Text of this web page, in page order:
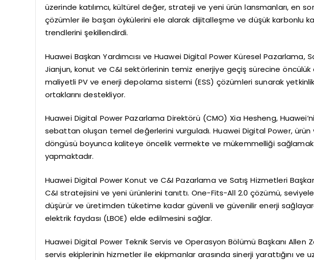
üzerinde katılımcı, kültürel değer, strateji ve yeni ürün lansmanları, en
çözümler ile başarı öykülerini ele alarak dijitalleşme ve düşük karbonlu
trendlerini şekillendirdi.
Huawei Başkan Yardımcısı ve Huawei Digital Power Küresel Pazarlama,
Jianjun, konut ve C&I sektörlerinin temiz enerjiye geçiş sürecine
maliyetli PV ve enerji depolama sistemi (ESS) çözümleri sunarak
ortaklarını destekliyor.
Huawei Digital Power Pazarlama Direktörü (CMO) Xia Hesheng,
sebattan oluşan temel değerlerini vurguladı. Huawei Digital Power,
döngüsü boyunca kaliteye öncelik vermekte ve mükemmelliği
yapmaktadır.
Huawei Digital Power Konut ve C&I Pazarlama ve Satış Hizmetleri
C&I stratejisini ve yeni ürünlerini tanıttı. One-Fits-All 2.0 çözümü,
düşürür ve üretimden tüketime kadar güvenli ve güvenilir enerji
elektrik faydası (LBOE) elde edilmesini sağlar.
Huawei Digital Power Teknik Servis ve Operasyon Bölümü Başkanı Allen
servis ekiplerinin hizmetler ile ekipmanlar arasında sinerji yarattığını ve